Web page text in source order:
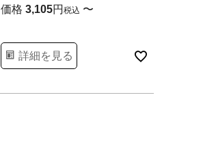
価格 3,105 税込 〜
詳細を見る